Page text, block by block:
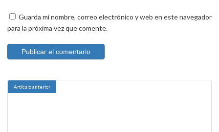
Guarda mi nombre, correo electrónico y web en este navegador
para la próxima vez que comente.
Artículo anterior